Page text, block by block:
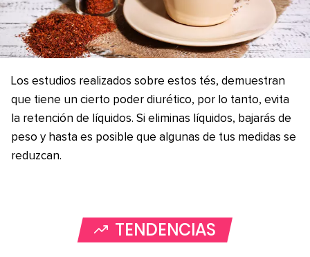
Los estudios realizados sobre estos tés, demuestran
que tiene un cierto poder diurético, por lo tanto, evita
la retención de líquidos. Si eliminas líquidos, bajarás de
peso y hasta es posible que algunas de tus medidas se
reduzcan.
TENDENCIAS